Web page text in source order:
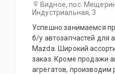
Видное, пос.
Индустриальная, 3
Успешно занимаемся
б/у автозапчастей для
Mazda. Широкий
заказ. Кроме продажи
агрегатов, производим